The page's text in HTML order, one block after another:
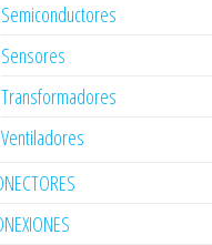
Semiconductores
Sensores
Transformadores
Ventiladores